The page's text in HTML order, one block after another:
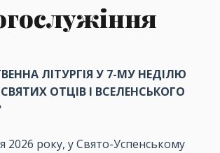
ЛІТУРГІЯ У 7-МУ НЕДІЛЮ
ОТЦІВ І ВСЕЛЕНСЬКОГО
2026 року, у Свято-Успенському